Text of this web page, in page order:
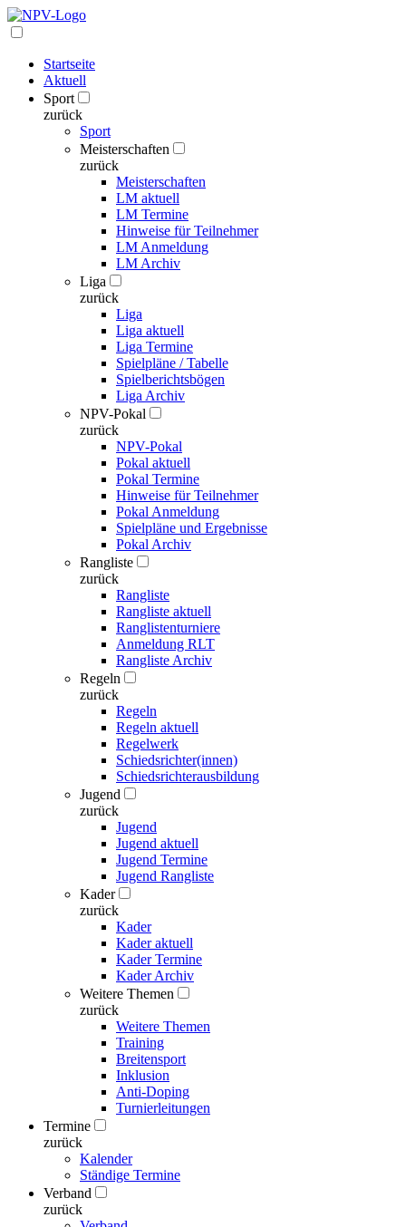
Startseite
Aktuell
Sport
zurück
Sport
Meisterschaften
zurück
Meisterschaften
LM aktuell
LM Termine
Hinweise für Teilnehmer
LM Anmeldung
LM Archiv
Liga
zurück
Liga
Liga aktuell
Liga Termine
Spielpläne / Tabelle
Spielberichtsbögen
Liga Archiv
NPV-Pokal
zurück
NPV-Pokal
Pokal aktuell
Pokal Termine
Hinweise für Teilnehmer
Pokal Anmeldung
Spielpläne und Ergebnisse
Pokal Archiv
Rangliste
zurück
Rangliste
Rangliste aktuell
Ranglistenturniere
Anmeldung RLT
Rangliste Archiv
Regeln
zurück
Regeln
Regeln aktuell
Regelwerk
Schiedsrichter(innen)
Schiedsrichterausbildung
Jugend
zurück
Jugend
Jugend aktuell
Jugend Termine
Jugend Rangliste
Kader
zurück
Kader
Kader aktuell
Kader Termine
Kader Archiv
Weitere Themen
zurück
Weitere Themen
Training
Breitensport
Inklusion
Anti-Doping
Turnierleitungen
Termine
zurück
Kalender
Ständige Termine
Verband
zurück